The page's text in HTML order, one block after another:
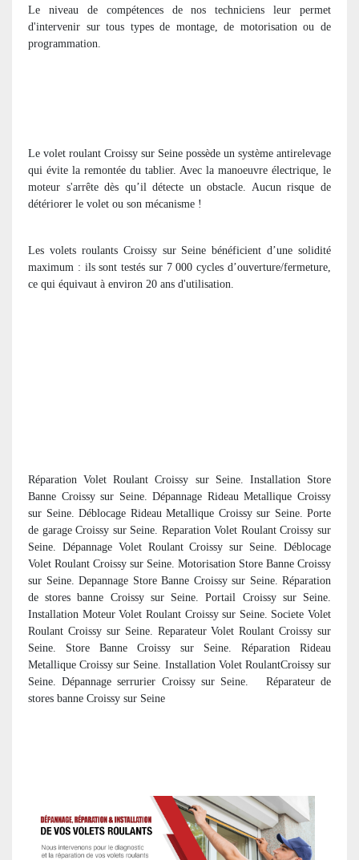
Le niveau de compétences de nos techniciens leur permet
d'intervenir sur tous types de montage, de motorisation ou de
programmation.
Le volet roulant Croissy sur Seine possède un système antirelevage
qui évite la remontée du tablier. Avec la manoeuvre électrique, le
moteur s'arrête dès qu’il détecte un obstacle. Aucun risque de
détériorer le volet ou son mécanisme !
Les volets roulants Croissy sur Seine bénéficient d’une solidité
maximum : ils sont testés sur 7 000 cycles d’ouverture/fermeture,
ce qui équivaut à environ 20 ans d'utilisation.
Réparation Volet Roulant Croissy sur Seine. Installation Store
Banne Croissy sur Seine. Dépannage Rideau Metallique Croissy
sur Seine. Déblocage Rideau Metallique Croissy sur Seine. Porte
de garage Croissy sur Seine. Reparation Volet Roulant Croissy sur
Seine. Dépannage Volet Roulant Croissy sur Seine. Déblocage
Volet Roulant Croissy sur Seine. Motorisation Store Banne Croissy
sur Seine. Depannage Store Banne Croissy sur Seine. Réparation
de stores banne Croissy sur Seine. Portail Croissy sur Seine.
Installation Moteur Volet Roulant Croissy sur Seine. Societe Volet
Roulant Croissy sur Seine. Reparateur Volet Roulant Croissy sur
Seine. Store Banne Croissy sur Seine. Réparation Rideau
Metallique Croissy sur Seine. Installation Volet RoulantCroissy sur
Seine. Dépannage serrurier Croissy sur Seine. Réparateur de
stores banne Croissy sur Seine